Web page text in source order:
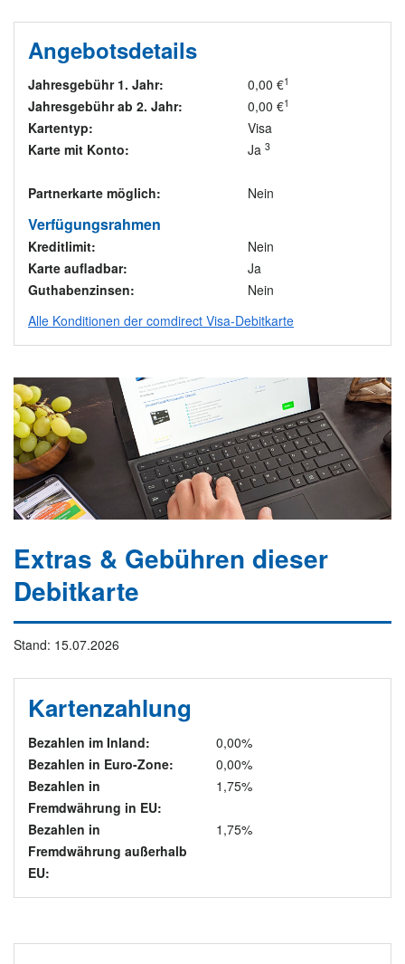
Angebotsdetails
Jahresgebühr 1. Jahr: 0,00 €1
Jahresgebühr ab 2. Jahr: 0,00 €1
Kartentyp:
Visa
Karte mit Konto:
Ja 3
Partnerkarte möglich: Nein
Verfügungsrahmen
Kreditlimit:
Nein
Karte aufladbar:
Ja
Guthabenzinsen:
Nein
Alle Konditionen der comdirect Visa-Debitkarte
Extras & Gebühren dieser
Debitkarte
Stand: 15.07.2026
Kartenzahlung
Bezahlen im Inland:
0,00%
Bezahlen in Euro-Zone:
0,00%
Bezahlen in
Fremdwährung in EU:
1,75%
Bezahlen in
Fremdwährung außerhalb
EU:
1,75%